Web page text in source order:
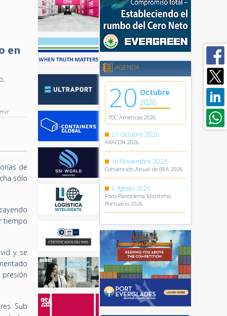
en
de
sólo
tiempo
y se
Sub
AGENDA
20 Octubre
2026
TOC Americas 2026
21 Octubre 2026
ARACON 2026
10 Noviembre 2026
Convención Anual de IBIA 2026
6 Agosto 2026
Foro Panorama Marítimo
Portuario 2026